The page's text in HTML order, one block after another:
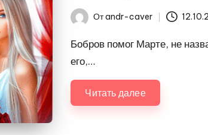
Запись
от
Отandr-caver
Бобров помог Марте, не
его,…
Читать далее